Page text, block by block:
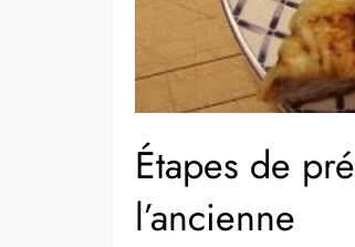
Étapes de
l’ancienne